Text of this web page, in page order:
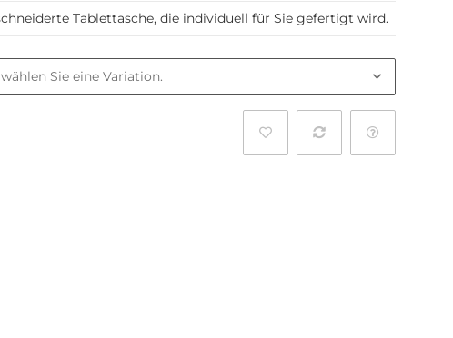
Tablettasche, die individuell für Sie gefertigt wird.
Sie eine Variation.